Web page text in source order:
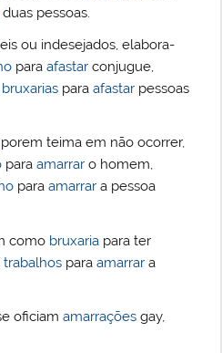
pessoas.
ou indesejados, elabora-
para afastarconjugue,
bruxariaspara afastarpessoas
teima em não ocorrer,
para amarraro homem,
para amarrara pessoa
como bruxaria para ter
trabalhos paraamarrar a
oficiamamarrações gay,